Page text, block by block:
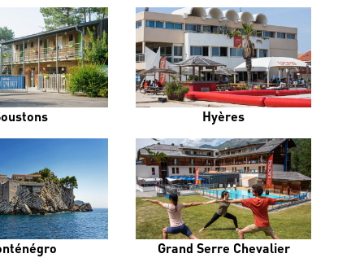
Hyères
Grand Serre Chevalier